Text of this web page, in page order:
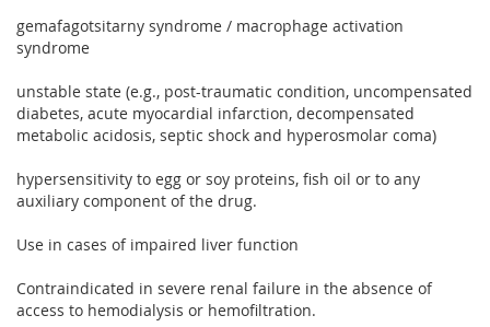
gemafagotsitarny syndrome / macrophage activation
syndrome
unstable state (e.g., post-traumatic condition, uncompensated
diabetes, acute myocardial infarction, decompensated
metabolic acidosis, septic shock and hyperosmolar coma)
hypersensitivity to egg or soy proteins, fish oil or to any
auxiliary component of the drug.
Use in cases of impaired liver function
Contraindicated in severe renal failure in the absence of
access to hemodialysis or hemofiltration.